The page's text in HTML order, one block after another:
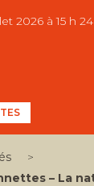
2026 à 15 h 24
>
– La